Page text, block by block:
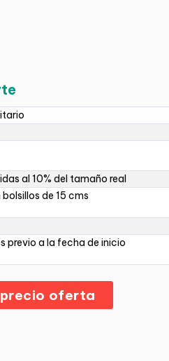
al 10% del tamaño real
de 15 cms
previo a la fecha de inicio
oferta